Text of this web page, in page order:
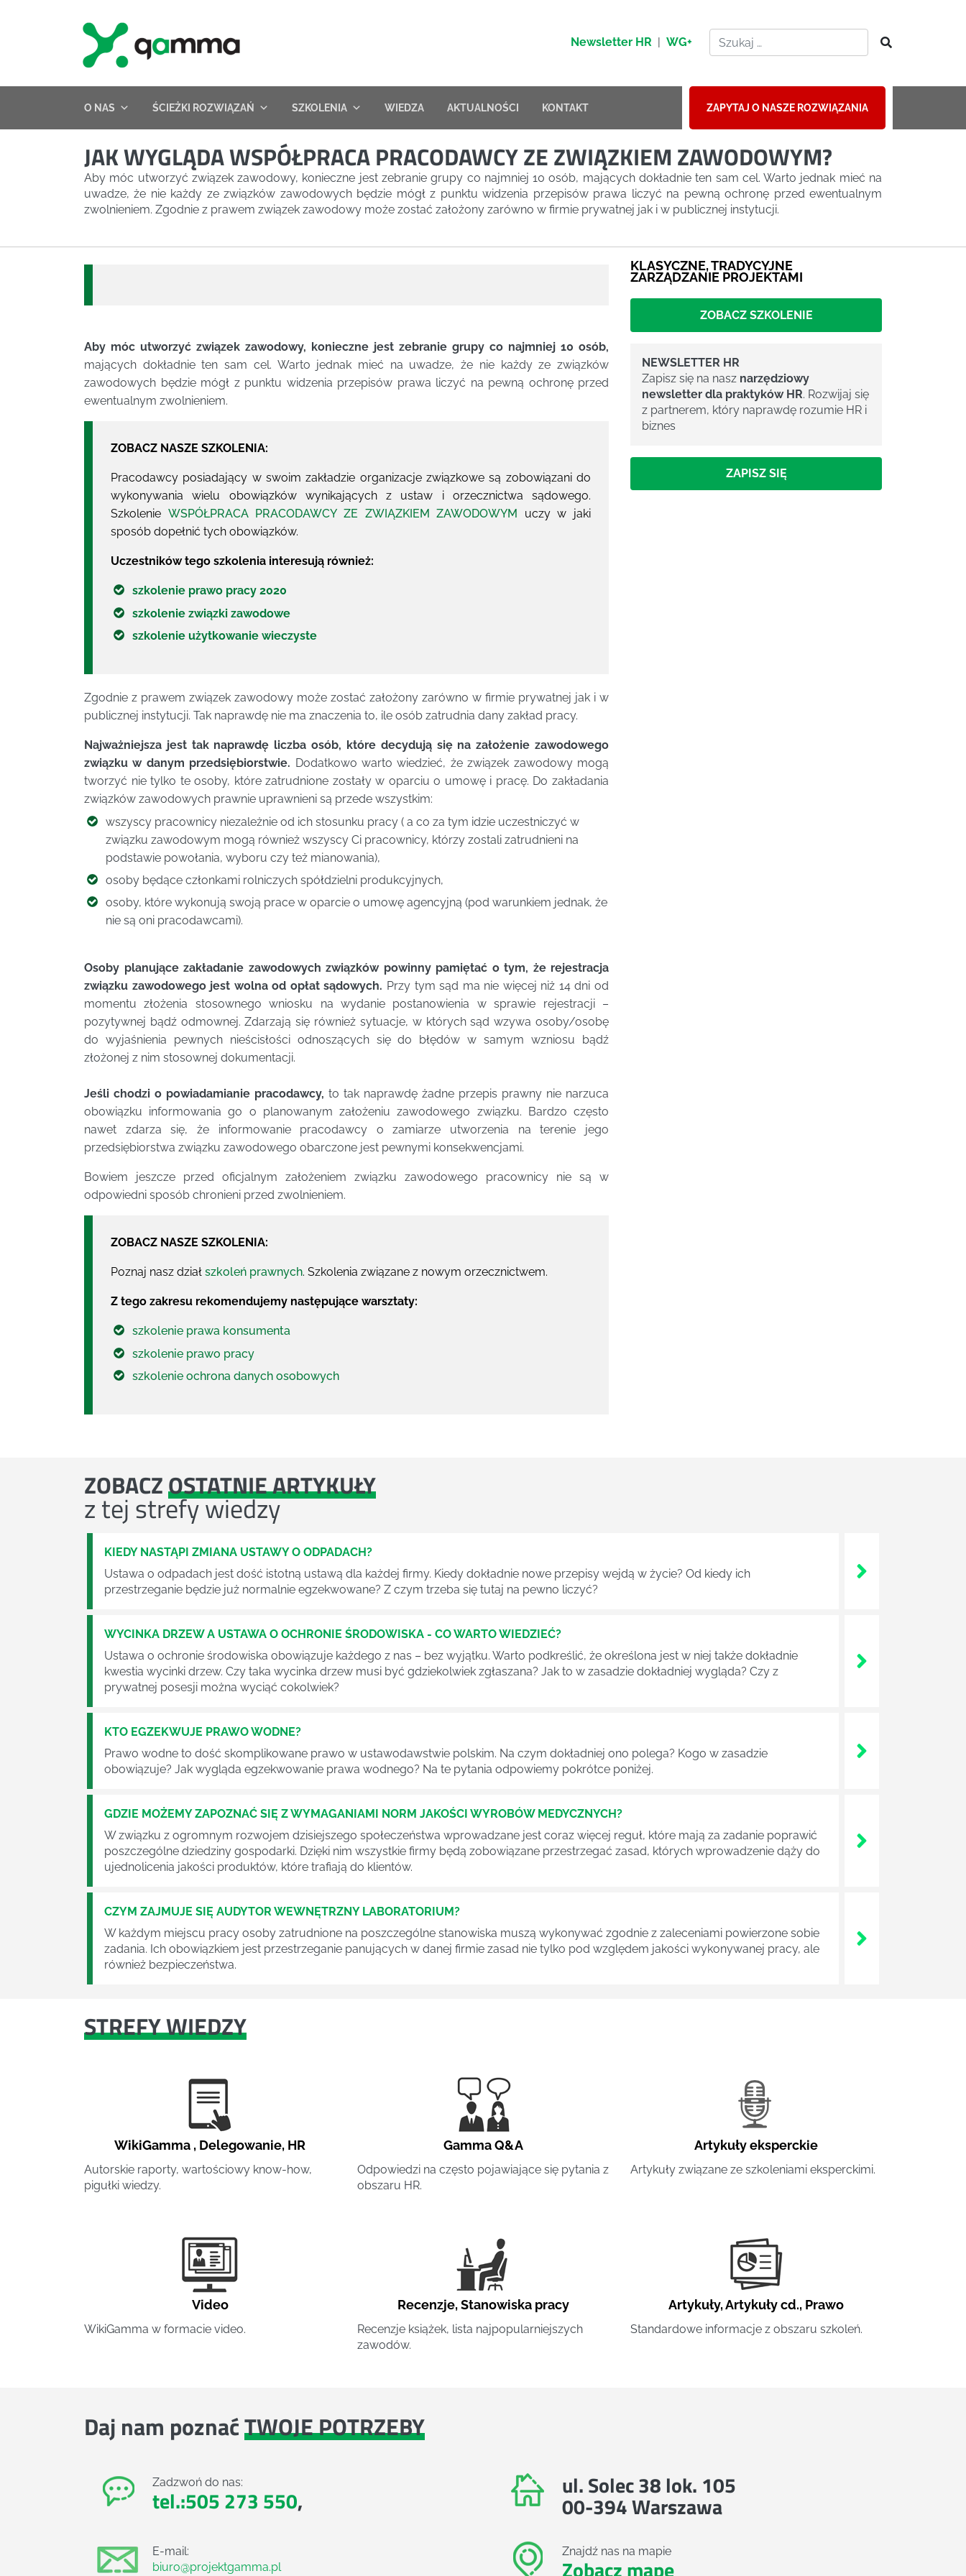
Newsletter HR | WG+
O NAS ŚCIEŻKI ROZWIĄZAŃ SZKOLENIA WIEDZA AKTUALNOŚCI KONTAKT ZAPYTAJ O NASZE ROZWIĄZANIA
JAK WYGLĄDA WSPÓŁPRACA PRACODAWCY ZE ZWIĄZKIEM ZAWODOWYM?
Aby móc utworzyć związek zawodowy, konieczne jest zebranie grupy co najmniej 10 osób, mających dokładnie ten sam cel. Warto jednak mieć na
uwadze, że nie każdy ze związków zawodowych będzie mógł z punktu widzenia przepisów prawa liczyć na pewną ochronę przed ewentualnym
zwolnieniem. Zgodnie z prawem związek zawodowy może zostać założony zarówno w firmie prywatnej jak i w publicznej instytucji.
Aby móc utworzyć związek zawodowy, konieczne jest zebranie grupy co najmniej 10 osób,
mających dokładnie ten sam cel. Warto jednak mieć na uwadze, że nie każdy ze związków
zawodowych będzie mógł z punktu widzenia przepisów prawa liczyć na pewną ochronę przed
ewentualnym zwolnieniem.
ZOBACZ NASZE SZKOLENIA:
Pracodawcy posiadający w swoim zakładzie organizacje związkowe są zobowiązani do
wykonywania wielu obowiązków wynikających z ustaw i orzecznictwa sądowego.
Szkolenie WSPÓŁPRACA PRACODAWCY ZE ZWIĄZKIEM ZAWODOWYM
uczy w jaki
sposób dopełnić tych obowiązków.
Uczestników tego szkolenia interesują również:
szkolenie prawo pracy 2020
szkolenie związki zawodowe
szkolenie użytkowanie wieczyste
Zgodnie z prawem związek zawodowy może zostać założony zarówno w firmie prywatnej jak i w
publicznej instytucji. Tak naprawdę nie ma znaczenia to, ile osób zatrudnia dany zakład pracy.
Najważniejsza jest tak naprawdę liczba osób, które decydują się na założenie zawodowego
związku w danym przedsiębiorstwie. Dodatkowo warto wiedzieć, że związek zawodowy mogą
tworzyć nie tylko te osoby, które zatrudnione zostały w oparciu o umowę i pracę. Do zakładania
związków zawodowych prawnie uprawnieni są przede wszystkim:
wszyscy pracownicy niezależnie od ich stosunku pracy ( a co za tym idzie uczestniczyć w
związku zawodowym mogą również wszyscy Ci pracownicy, którzy zostali zatrudnieni na
podstawie powołania, wyboru czy też mianowania),
osoby będące członkami rolniczych spółdzielni produkcyjnych,
osoby, które wykonują swoją prace w oparcie o umowę agencyjną (pod warunkiem jednak, że
nie są oni pracodawcami).
Osoby planujące zakładanie zawodowych związków powinny pamiętać o tym, że rejestracja
związku zawodowego jest wolna od opłat sądowych. Przy tym sąd ma nie więcej niż 14 dni od
momentu złożenia stosownego wniosku na wydanie postanowienia w sprawie rejestracji –
pozytywnej bądź odmownej. Zdarzają się również sytuacje, w których sąd wzywa osoby/osobę
do wyjaśnienia pewnych nieścisłości odnoszących się do błędów w samym wzniosu bądź
złożonej z nim stosownej dokumentacji.
Jeśli chodzi o powiadamianie pracodawcy, to tak naprawdę żadne przepis prawny nie narzuca
obowiązku informowania go o planowanym założeniu zawodowego związku. Bardzo często
nawet zdarza się, że informowanie pracodawcy o zamiarze utworzenia na terenie jego
przedsiębiorstwa związku zawodowego obarczone jest pewnymi konsekwencjami.
Bowiem jeszcze przed oficjalnym założeniem związku zawodowego pracownicy nie są w
odpowiedni sposób chronieni przed zwolnieniem.
ZOBACZ NASZE SZKOLENIA:
Poznaj nasz dział szkoleń prawnych. Szkolenia związane z nowym orzecznictwem.
Z tego zakresu rekomendujemy następujące warsztaty:
szkolenie prawa konsumenta
szkolenie prawo pracy
szkolenie ochrona danych osobowych
KLASYCZNE, TRADYCYJNE
ZARZĄDZANIE PROJEKTAMI
ZOBACZ SZKOLENIE
NEWSLETTER HR
Zapisz się na nasz narzędziowy
newsletter dla praktyków HR. Rozwijaj się
z partnerem, który naprawdę rozumie HR i
biznes
ZAPISZ SIĘ
ZOBACZOSTATNIE ARTYKUŁY
z tej strefy wiedzy
KIEDY NASTĄPI ZMIANA USTAWY O ODPADACH?
Ustawa o odpadach jest dość istotną ustawą dla każdej firmy. Kiedy dokładnie nowe przepisy wejdą w życie? Od kiedy ich
przestrzeganie będzie już normalnie egzekwowane? Z czym trzeba się tutaj na pewno liczyć?
WYCINKA DRZEW A USTAWA O OCHRONIE ŚRODOWISKA - CO WARTO WIEDZIEĆ?
Ustawa o ochronie środowiska obowiązuje każdego z nas – bez wyjątku. Warto podkreślić, że określona jest w niej także dokładnie
kwestia wycinki drzew. Czy taka wycinka drzew musi być gdziekolwiek zgłaszana? Jak to w zasadzie dokładniej wygląda? Czy z
prywatnej posesji można wyciąć cokolwiek?
KTO EGZEKWUJE PRAWO WODNE?
Prawo wodne to dość skomplikowane prawo w ustawodawstwie polskim. Na czym dokładniej ono polega? Kogo w zasadzie
obowiązuje? Jak wygląda egzekwowanie prawa wodnego? Na te pytania odpowiemy pokrótce poniżej.
GDZIE MOŻEMY ZAPOZNAĆ SIĘ Z WYMAGANIAMI NORM JAKOŚCI WYROBÓW MEDYCZNYCH?
W związku z ogromnym rozwojem dzisiejszego społeczeństwa wprowadzane jest coraz więcej reguł, które mają za zadanie poprawić
poszczególne dziedziny gospodarki. Dzięki nim wszystkie firmy będą zobowiązane przestrzegać zasad, których wprowadzenie dąży do
ujednolicenia jakości produktów, które trafiają do klientów.
CZYM ZAJMUJE SIĘ AUDYTOR WEWNĘTRZNY LABORATORIUM?
W każdym miejscu pracy osoby zatrudnione na poszczególne stanowiska muszą wykonywać zgodnie z zaleceniami powierzone sobie
zadania. Ich obowiązkiem jest przestrzeganie panujących w danej firmie zasad nie tylko pod względem jakości wykonywanej pracy, ale
również bezpieczeństwa.
STREFY WIEDZY
WikiGamma , Delegowanie, HR
Autorskie raporty, wartościowy know-how,
pigułki wiedzy.
Gamma Q&A
Odpowiedzi na często pojawiające się pytania z
obszaru HR.
Artykuły eksperckie
Artykuły związane ze szkoleniami eksperckimi.
Video
WikiGamma w formacie video.
Recenzje,Stanowiska pracy
Recenzje książek, lista najpopularniejszych
zawodów.
Artykuły,Artykuły cd., Prawo
Standardowe informacje z obszaru szkoleń.
Daj nam poznaćTWOJE POTRZEBY
Zadzwoń do nas:
tel.:505 273 550,
E-mail:
biuro@projektgamma.pl
ul. Solec 38 lok. 105
00-394 Warszawa
Znajdź nas na mapie